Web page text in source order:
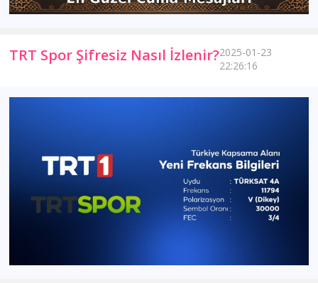
TRT Spor Şifresiz Nasıl İzlenir?2025-01-23
22:26:16